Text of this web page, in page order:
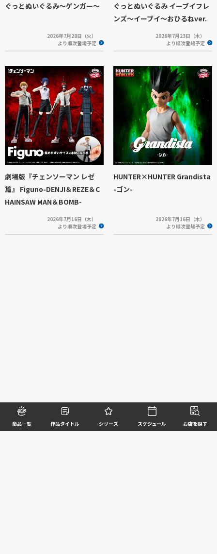
商品一覧 作品タイトル シリーズ スケジュール お店を探す
ぐっとぬいぐるみ～ゲンガー～
2026年7月28日（火）
より順次登場予定
ぐっとぬいぐるみ イーブイフレ
ンズ～イーブイ～おひるねver.
2026年7月23日（木）
より順次登場予定
劇場版『チェンソーマン レゼ
篇』 Figuno-DENJI＆REZE＆C
HAINSAW MAN＆BOMB-
2026年7月16日（木）
より順次登場予定
HUNTER×HUNTER Grandista
-ゴン-
2026年7月16日（木）
より順次登場予定